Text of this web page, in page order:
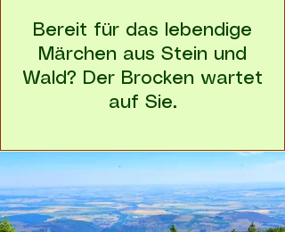
Bereit für das lebendige
Märchen aus Stein und
Wald? Der Brocken wartet
auf Sie.